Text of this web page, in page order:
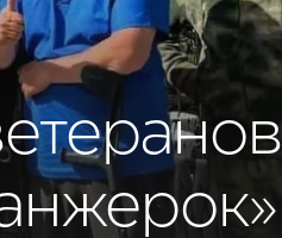
Карта курорта
Лето 2026